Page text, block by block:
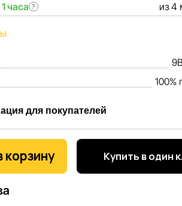
часа ? из 4
100%
для покупателей
день мы работаем над тем, чтобы
и услугах, представленная на
информацией, чтобы вы
корзину Купить в один